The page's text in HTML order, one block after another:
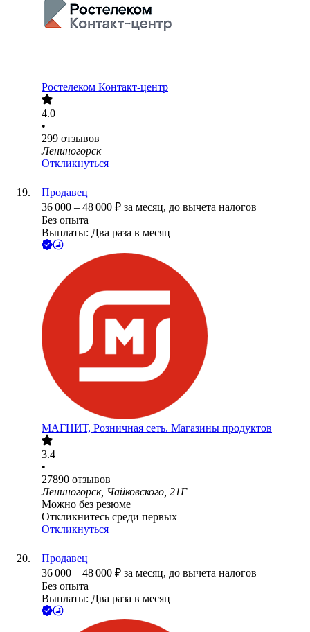
Ростелеком Контакт-центр
4.0
•
299 отзывов
Лениногорск
Откликнуться
Продавец
36 000 – 48 000 ₽ за месяц, до вычета налогов
Без опыта
Выплаты: Два раза в месяц
МАГНИТ, Розничная сеть. Магазины продуктов
3.4
•
27890 отзывов
Лениногорск, Чайковского, 21Г
Можно без резюме
Откликнитесь среди первых
Откликнуться
Продавец
36 000 – 48 000 ₽ за месяц, до вычета налогов
Без опыта
Выплаты: Два раза в месяц